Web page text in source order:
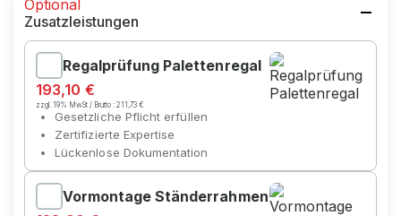
Optional
Zusatzleistungen
Regalprüfung Palettenregal
193,10 €
zzgl. 19% MwSt / Brutto :211,73 €
Gesetzliche Pflicht erfüllen
Zertifizierte Expertise
Lückenlose Dokumentation
Vormontage Ständerrahmen